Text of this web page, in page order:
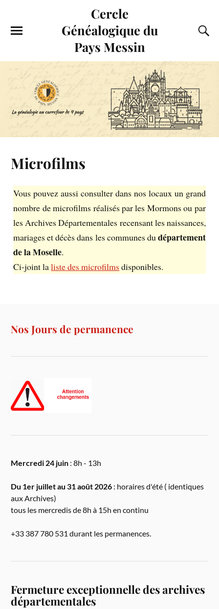
Cercle
Généalogique du
Pays Messin
Microfilms
Vous pouvez aussi consulter dans nos locaux un grand
nombre de microfilms réalisés par les Mormons ou par
les Archives Départementales recensant les naissances,
mariages et décès dans les communes dudépartement
de la Moselle.
Ci-joint laliste des microfilms disponibles.
Nos Jours de permanence
Mercredi 24 juin : 8h - 13h
Du 1er juillet au 31 août 2026 : horaires d'été ( identiques
aux Archives)
tous les mercredis de 8h à 15h en continu
+33 387 780 531 durant les permanences.
Fermeture exceptionnelle des archives
départementales